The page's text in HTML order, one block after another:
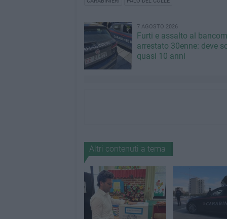
7 AGOSTO 2026
Furti e assalto al
arrestato 30enne: deve
quasi 10 anni
Altri contenuti a tema